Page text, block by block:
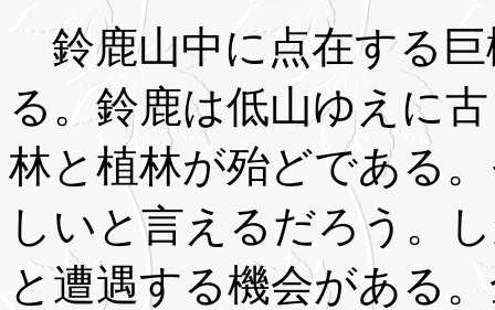
鈴鹿山中に点在する
る。鈴鹿は低山ゆえに
林と植林が殆どである
しいと言えるだろう。
と遭遇する機会がある